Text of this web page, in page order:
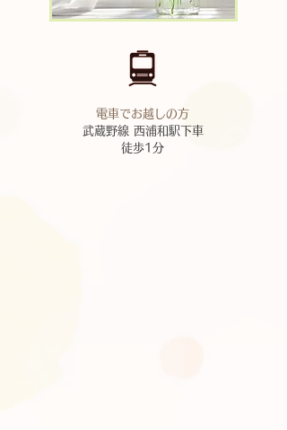
​電車でお越しの方
武蔵野線 西浦和駅下車
​徒歩1分